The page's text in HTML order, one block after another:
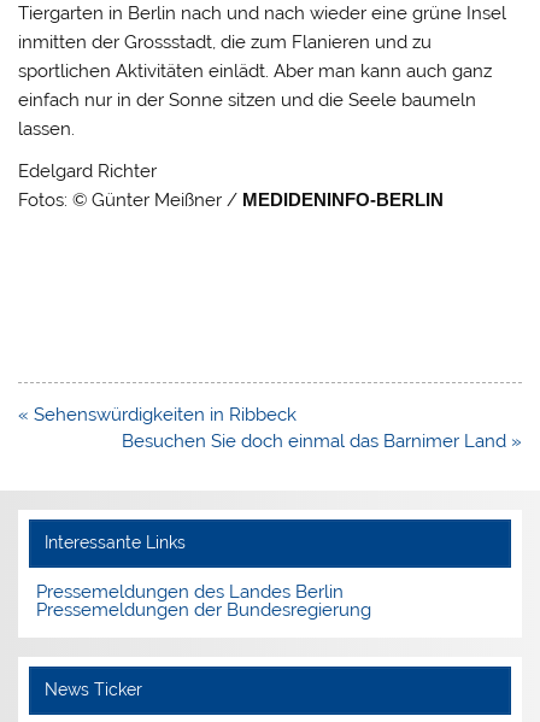
Tiergarten in Berlin nach und nach wieder eine grüne Insel
inmitten der Grossstadt, die zum Flanieren und zu
sportlichen Aktivitäten einlädt. Aber man kann auch ganz
einfach nur in der Sonne sitzen und die Seele baumeln
lassen.
Edelgard Richter
Fotos: © Günter Meißner / MEDIDENINFO-BERLIN
Beitragsnavigation
« Sehenswürdigkeiten in Ribbeck
Besuchen Sie doch einmal das Barnimer Land »
Interessante Links
Pressemeldungen des Landes Berlin
Pressemeldungen der Bundesregierung
News Ticker